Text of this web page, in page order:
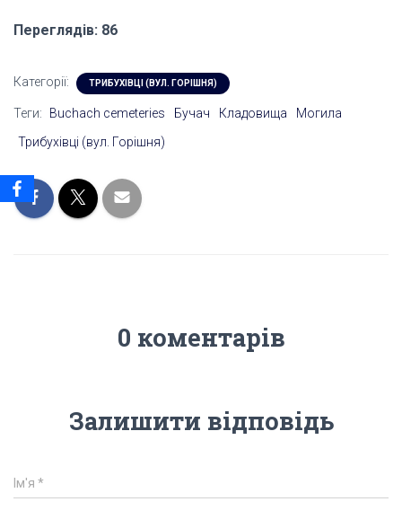
Переглядів: 86
Категорії: ТРИБУХІВЦІ (ВУЛ. ГОРІШНЯ)
Теги: Buchach cemeteries Бучач Кладовища
Могила
Трибухівці (вул. Горішня)
0 коментарів
Залишити відповідь
Ім'я *